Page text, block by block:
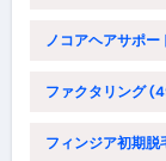
ノコアヘアサポー
ファクタリング
フィンジア初期脱